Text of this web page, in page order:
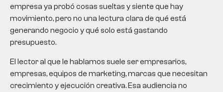
empresa ya probó cosas sueltas y siente que hay
movimiento, pero no una lectura clara de qué está
generando negocio y qué solo está gastando
presupuesto.
El lector al que le hablamos suele ser empresarios,
empresas, equipos de marketing, marcas que necesitan
crecimiento y ejecución creativa. Esa audiencia no